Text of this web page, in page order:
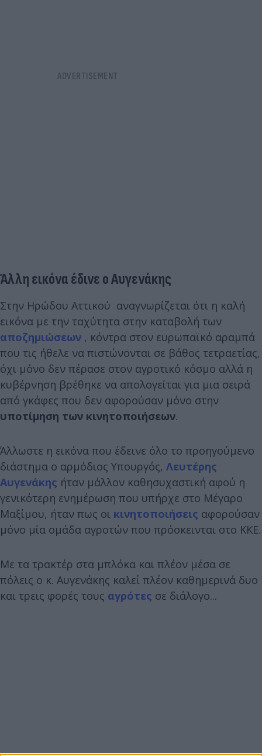
Άλλη εικόνα έδινε ο Αυγενάκης
Στην Ηρώδου Αττικού αναγνωρίζεται ότι η καλή
εικόνα με την ταχύτητα στην καταβολή των
αποζημιώσεων , κόντρα στον ευρωπαϊκό αραμπά
που τις ήθελε να πιστώνονται σε βάθος τετραετίας,
όχι μόνο δεν πέρασε στον αγροτικό κόσμο αλλά η
κυβέρνηση βρέθηκε να απολογείται για μια σειρά
από γκάφες που δεν αφορούσαν μόνο στην
υποτίμηση των κινητοποιήσεων.
Άλλωστε η εικόνα που έδεινε όλο το προηγούμενο
διάστημα ο αρμόδιος Υπουργός, Λευτέρης
Αυγενάκης ήταν μάλλον καθησυχαστική αφού η
γενικότερη ενημέρωση που υπήρχε στο Μέγαρο
Μαξίμου, ήταν πως οι κινητοποιήσεις αφορούσαν
μόνο μία ομάδα αγροτών που πρόσκεινται στο ΚΚΕ.
Με τα τρακτέρ στα μπλόκα και πλέον μέσα σε
πόλεις ο κ. Αυγενάκης καλεί πλέον καθημερινά δυο
και τρεις φορές τους αγρότες σε διάλογο...